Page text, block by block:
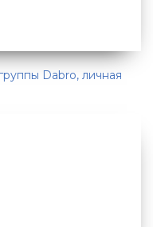
Dabro, личная